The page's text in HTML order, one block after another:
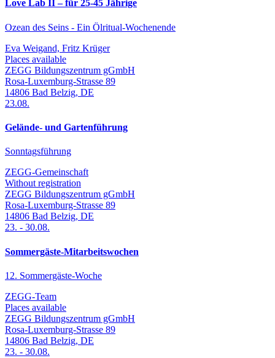
Love Lab II – für 25-45 Jährige
Ozean des Seins - Ein Ölritual-Wochenende
Eva Weigand, Fritz Krüger
Places available
ZEGG Bildungszentrum gGmbH
Rosa-Luxemburg-Strasse 89
14806 Bad Belzig, DE
23.08.
Gelände- und Gartenführung
Sonntagsführung
ZEGG-Gemeinschaft
Without registration
ZEGG Bildungszentrum gGmbH
Rosa-Luxemburg-Strasse 89
14806 Bad Belzig, DE
23. - 30.08.
Sommergäste-Mitarbeitswochen
12. Sommergäste-Woche
ZEGG-Team
Places available
ZEGG Bildungszentrum gGmbH
Rosa-Luxemburg-Strasse 89
14806 Bad Belzig, DE
23. - 30.08.